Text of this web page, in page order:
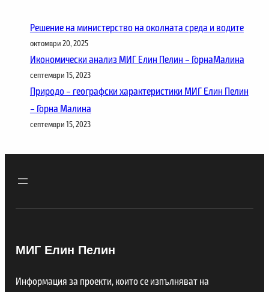
Решение на министерство на околната среда и водите
октомври 20, 2025
Икономически анализ МИГ Елин Пелин – ГорнаМалина
септември 15, 2023
Природо – географски характеристики МИГ Елин Пелин
– Горна Малина
септември 15, 2023
МИГ Елин Пелин
Информация за проекти, които се изпълняват на